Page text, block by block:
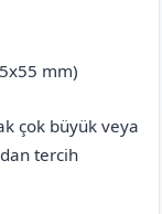
mm)
çok büyük veya
tercih